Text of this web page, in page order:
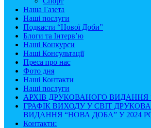
Наша Газета
Наші послуги
Подкасти “Нової Доби”
Блоги та Інтерв’ю
Наші Конкурси
Наші Консультації
Преса про нас
Фото дня
Наші Контакти
Наші послуги
АРХІВ ДРУКОВАНОГО ВИДАННЯ
ГРАФІК ВИХОДУ У СВІТ
ВИДАННЯ “НОВА ДОБА” У 2024
Контакти: